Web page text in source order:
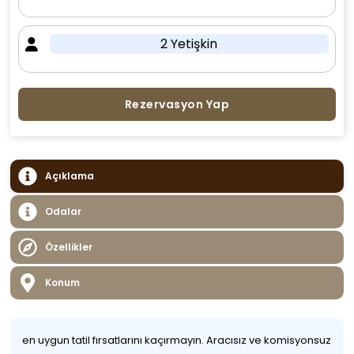
2 Yetişkin
Rezervasyon Yap
Açıklama
Odalar
Özellikler
Konum
en uygun tatil fırsatlarını kaçırmayın. Aracısız ve komisyonsuz